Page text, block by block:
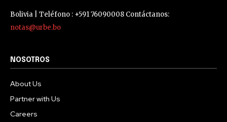
Bolivia | Teléfono : +591 76090008 Contáctanos:
notas@urbe.bo
NOSOTROS
About Us
Partner with Us
Careers